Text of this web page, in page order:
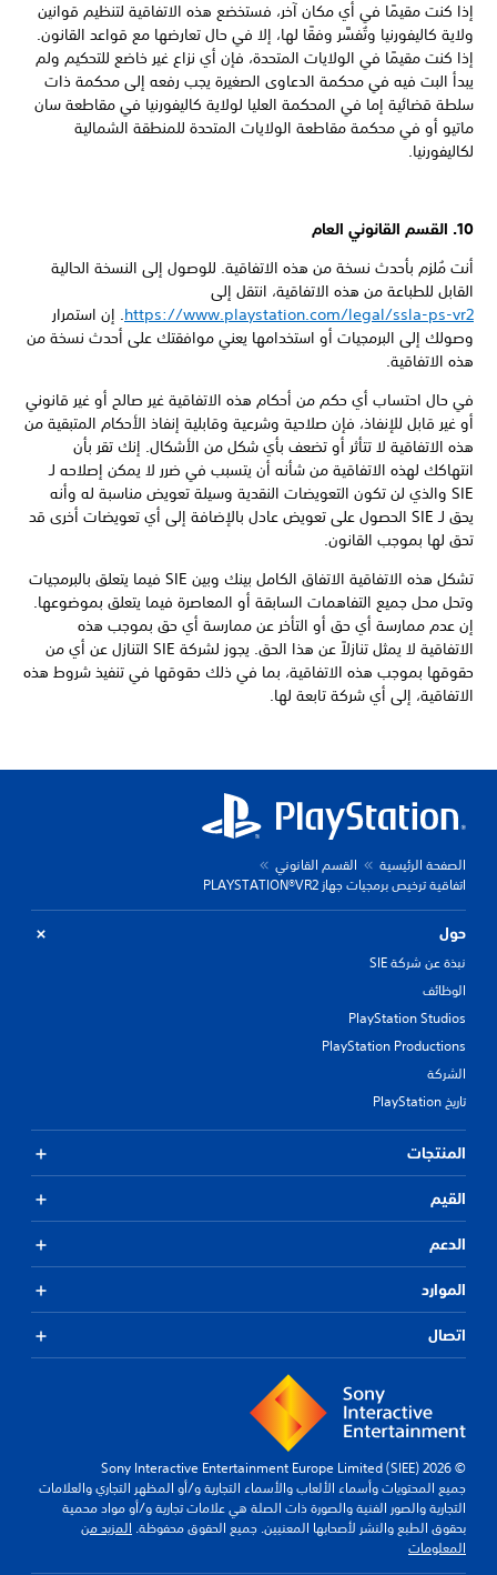
إذا كنت مقيمًا في أي مكان آخر، فستخضع هذه الاتفاقية لتنظيم قوانين
ولاية كاليفورنيا وتُفسَّر وفقًا لها، إلا في حال تعارضها مع قواعد القانون.
إذا كنت مقيمًا في الولايات المتحدة، فإن أي نزاع غير خاضع للتحكيم ولم
يبدأ البت فيه في محكمة الدعاوى الصغيرة يجب رفعه إلى محكمة ذات
سلطة قضائية إما في المحكمة العليا لولاية كاليفورنيا في مقاطعة سان
ماتيو أو في محكمة مقاطعة الولايات المتحدة للمنطقة الشمالية
لكاليفورنيا.
10. القسم القانوني العام
أنت مُلزم بأحدث نسخة من هذه الاتفاقية. للوصول إلى النسخة الحالية
القابل للطباعة من هذه الاتفاقية، انتقل إلى
https://www.playstation.com/legal/ssla-ps-vr2. إن استمرار
وصولك إلى البرمجيات أو استخدامها يعني موافقتك على أحدث نسخة من
هذه الاتفاقية.
في حال احتساب أي حكم من أحكام هذه الاتفاقية غير صالح أو غير قانوني
أو غير قابل للإنفاذ، فإن صلاحية وشرعية وقابلية إنفاذ الأحكام المتبقية من
هذه الاتفاقية لا تتأثر أو تضعف بأي شكل من الأشكال. إنك تقر بأن
انتهاكك لهذه الاتفاقية من شأنه أن يتسبب في ضرر لا يمكن إصلاحه لـ
SIE والذي لن تكون التعويضات النقدية وسيلة تعويض مناسبة له وأنه
يحق لـ SIE الحصول على تعويض عادل بالإضافة إلى أي تعويضات أخرى قد
تحق لها بموجب القانون.
تشكل هذه الاتفاقية الاتفاق الكامل بينك وبين SIE فيما يتعلق بالبرمجيات
وتحل محل جميع التفاهمات السابقة أو المعاصرة فيما يتعلق بموضوعها.
إن عدم ممارسة أي حق أو التأخر عن ممارسة أي حق بموجب هذه
الاتفاقية لا يمثل تنازلاً عن هذا الحق. يجوز لشركة SIE التنازل عن أي من
حقوقها بموجب هذه الاتفاقية، بما في ذلك حقوقها في تنفيذ شروط هذه
الاتفاقية، إلى أي شركة تابعة لها.
الصفحة الرئيسية
القسم القانوني
اتفاقية ترخيص برمجيات جهاز PLAYSTATION®VR2
حول
نبذة عن شركة SIE
الوظائف
PlayStation Studios
PlayStation Productions
الشركة
تاريخ PlayStation
المنتجات
القيم
الدعم
الموارد
اتصال
© 2026 Sony Interactive Entertainment Europe Limited (SIEE)
جميع المحتويات وأسماء الألعاب والأسماء التجارية و/أو المظهر التجاري والعلامات
التجارية والصور الفنية والصورة ذات الصلة هي علامات تجارية و/أو مواد محمية
بحقوق الطبع والنشر لأصحابها المعنيين. جميع الحقوق محفوظة. المزيد من
المعلومات